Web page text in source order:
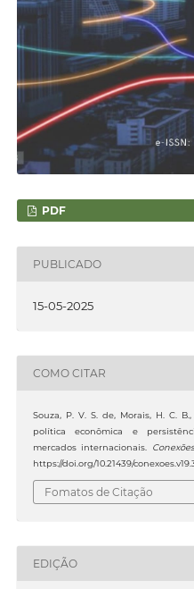
PDF
PUBLICADO
15-05-2025
COMO CITAR
Souza, P. V. S. de, Morais, H. C.
política econômica e
mercados internacionais.
https://doi.org/10.21439/
Fomatos de Citação
EDIÇÃO